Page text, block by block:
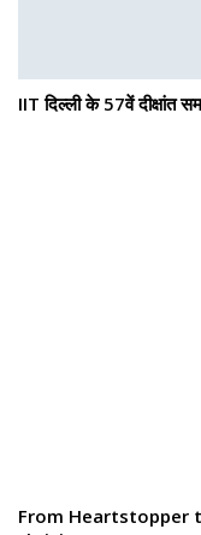
IIT दिल्ली के 57वें दीक्षांत
From Heartstopper